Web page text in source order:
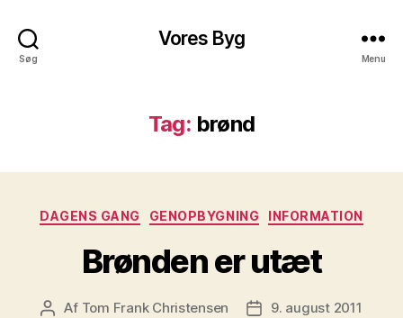
Søg
Vores Byg
Menu
Tag: brønd
Kategorier
DAGENS GANG GENOPBYGNING INFORMATION
Brønden er utæt
Indlægsforfatter
Af Tom Frank Christensen Indlægsdato
9. august 2011